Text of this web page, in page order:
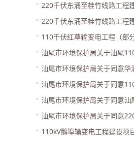
220千伏东涌至桂竹线路工程
220千伏东涌至桂竹线路工程
110千伏红草输变电工程（部
汕尾市环境保护局关于汕尾
汕尾市环境保护局关于同意
汕尾市环境保护局关于同意
汕尾市环境保护局关于同意
汕尾市环境保护局关于同意
110kV鹅埠输变电工程建设项